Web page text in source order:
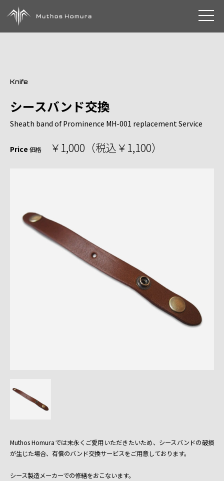
toggle
Knife
シースバンド交換
Sheath band of Prominence MH-001 replacement Service
Price 価格 ￥1,000（税込￥1,100）
Muthos Homuraでは末永くご愛用いただきたいため、シースバンドの破損
が生じた場合、有償のバンド交換サービスをご用意しております。
シース製造メーカーでの修繕をおこないます。